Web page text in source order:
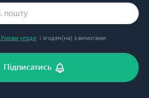
Умови угоди і згоден(на) з вимогами
Підписатись